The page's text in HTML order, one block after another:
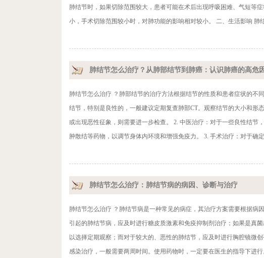
肺结节时，如果切除范围较大，患者可能在术后出现呼吸困难、气短等
小，手术切除范围较小时，对肺功能的影响相对较小。 二、生活影响 肺
肺结节怎么治疗？从肺部结节到肺癌：认识肺癌的高危
肺结节怎么治疗 ？肺部结节的治疗方法根据结节的性质和患者症状的
结节，特别是良性的，一般建议定期复查肺部CT。观察结节的大小和
或出现恶性征象，则需要进一步检查。 2. 中医治疗：对于一些良性结
肿散结等药物，以调节身体内环境和增强免疫力。 3. 手术治疗：对于确
肺结节怎么治疗：肺结节病的病因、诊断与治疗
肺结节怎么治疗 ？肺结节病是一种常见的病症，其治疗方案需要根据
引起的肺结节病，应及时进行糖皮质激素和免疫抑制剂治疗；如果是真
以选择定期观察；而对于较大的、恶性的肺结节，应及时进行胸腔镜微
感染治疗，一般需要两周时间。使用药物时，一定要在医生的指导下进